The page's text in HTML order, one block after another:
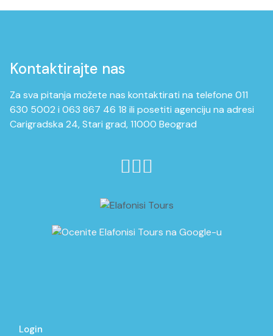
Kontaktirajte nas
Za sva pitanja možete nas kontaktirati na telefone 011
630 5002 i 063 867 46 18 ili posetiti agenciju na adresi
Carigradska 24, Stari grad, 11000 Beograd
Login